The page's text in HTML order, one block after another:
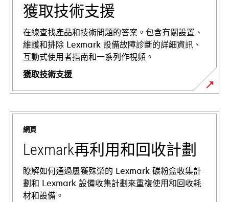
獲取技術支援
在線查找產品和技術問題的答案。包含有關設置、
維護和排除 Lexmark 設備故障診斷的詳細資訊、
互動式使用者指南和一系列作視頻。
獲取技術支援
在
新
網頁
Lexmark再利用和回收計劃
瞭解如何通過屢獲殊榮的 Lexmark 碳粉盒收集計
劃和 Lexmark 設備收集計劃來重複使用和回收耗
材和設備。